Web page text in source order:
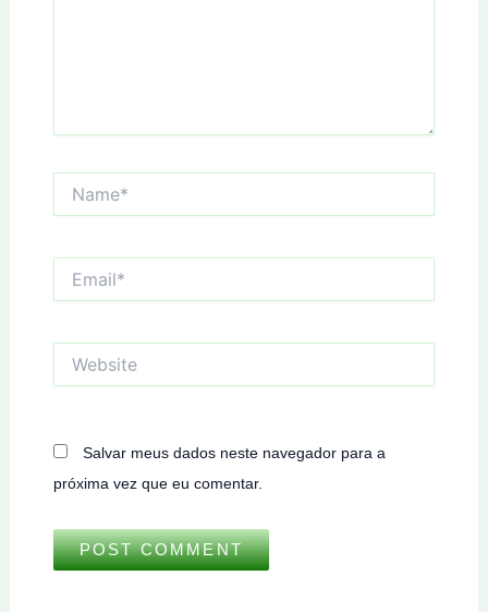
Salvar meus dados neste navegador para a
próxima vez que eu comentar.